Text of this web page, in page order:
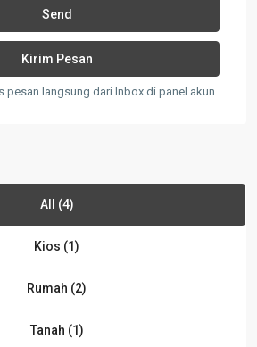
pesan langsung dari Inbox di panel akun
All (4)
Kios (1)
Rumah (2)
Tanah (1)